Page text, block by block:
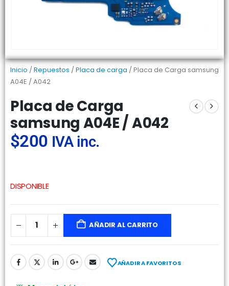
Inicio /Repuestos /Placa de carga / Placa de Carga samsung
A04E / A042
Placa de Carga
samsung A04E / A042
$200 IVA inc.
DISPONIBLE
AÑADIR AL CARRITO
AÑADIR A FAVORITOS